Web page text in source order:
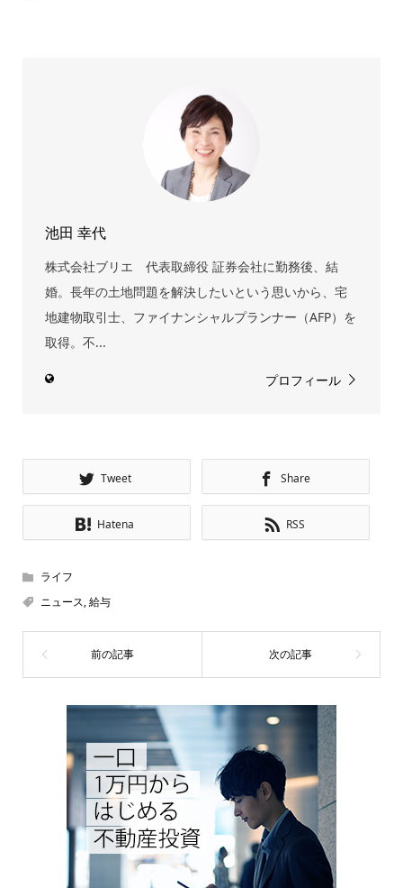
池田 幸代
株式会社ブリエ 代表取締役 証券会社に勤務後、結
婚。長年の土地問題を解決したいという思いから、宅
地建物取引士、ファイナンシャルプランナー（AFP）を
取得。不...
プロフィール
Tweet Share
Hatena RSS
ライフ
ニュース,給与